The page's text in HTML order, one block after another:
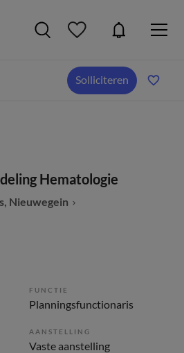
Solliciteren
Hematologie
Nieuwegein
FUNCTIE
Planningsfunctionaris
AANSTELLING
Vaste aanstelling